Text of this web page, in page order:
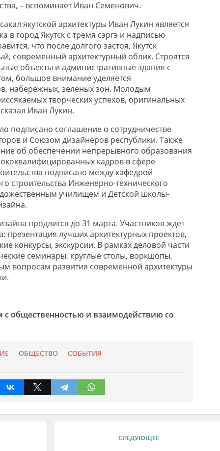
– вспоминает Иван Семенович.
якутской архитектуры Иван Лукин является
в город Якутск с тремя сэргэ и надписью
что после долгого застоя, Якутск
современный архитектурный облик. Строятся
объекты и административные здания с
большое внимание уделяется
набережных, зеленых зон. Молодым
творческих успехов, оригинальных
Иван Лукин.
подписано соглашение о сотрудничестве
и Союзом дизайнеров республики. Также
об обеспечении непрерывного образования
кадров в сфере
подписано между кафедрой
строительства Инженерно-технического
училищем и Детской школы-
продлится до 31 марта. Участников ждет
лучших архитектурных проектов,
конкурсы, экскурсии. В рамках деловой части
семинары, круглые столы, воркшопы,
вопросам развития современной архитектуры
с общественностью и взаимодействию со
ОБЩЕСТВО СОБЫТИЯ
СЛЕДУЮЩЕЕ